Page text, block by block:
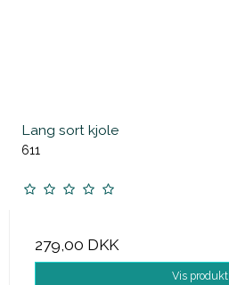
Lang sort kjole
611
279,00 DKK
Vis produkt